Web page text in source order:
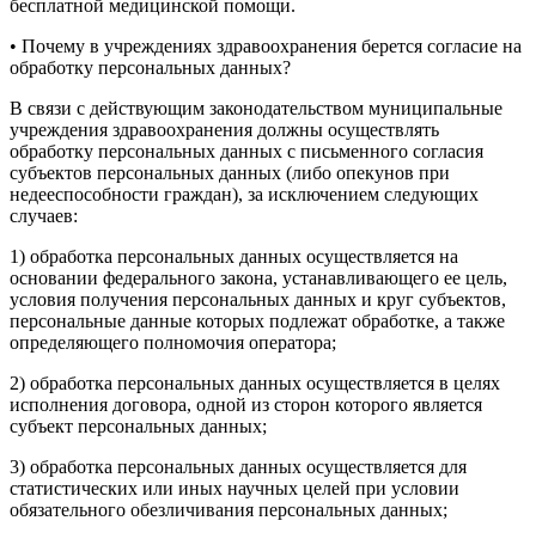
бесплатной медицинской помощи.
• Почему в учреждениях здравоохранения берется согласие на
обработку персональных данных?
В связи с действующим законодательством муниципальные
учреждения здравоохранения должны осуществлять
обработку персональных данных с письменного согласия
субъектов персональных данных (либо опекунов при
недееспособности граждан), за исключением следующих
случаев:
1) обработка персональных данных осуществляется на
основании федерального закона, устанавливающего ее цель,
условия получения персональных данных и круг субъектов,
персональные данные которых подлежат обработке, а также
определяющего полномочия оператора;
2) обработка персональных данных осуществляется в целях
исполнения договора, одной из сторон которого является
субъект персональных данных;
3) обработка персональных данных осуществляется для
статистических или иных научных целей при условии
обязательного обезличивания персональных данных;